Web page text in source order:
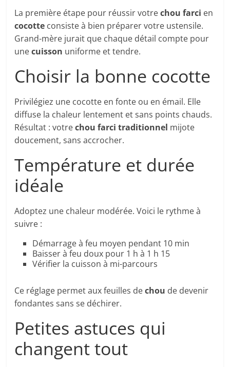
La première étape pour réussir votrechou farci en
cocotte consiste à bien préparer votre ustensile.
Grand-mère jurait que chaque détail compte pour
unecuisson uniforme et tendre.
Choisir la bonne cocotte
Privilégiez une cocotte en fonte ou en émail. Elle
diffuse la chaleur lentement et sans points chauds.
Résultat : votrechou farci traditionnel mijote
doucement, sans accrocher.
Température et durée
idéale
Adoptez une chaleur modérée. Voici le rythme à
suivre :
Démarrage à feu moyen pendant 10 min
Baisser à feu doux pour 1 h à 1 h 15
Vérifier la cuisson à mi-parcours
Ce réglage permet aux feuilles dechou de devenir
fondantes sans se déchirer.
Petites astuces qui
changent tout